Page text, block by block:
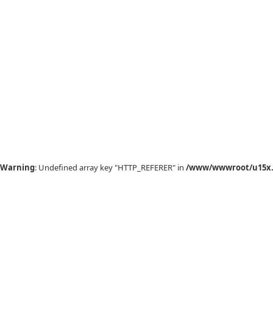
Warning: Undefined array key "HTTP_REFERER" in /www/wwwroot/